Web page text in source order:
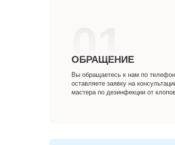
01
ОБРАЩЕНИЕ
Вы обращаетесь к нам по
оставляете заявку на
мастера по дезинфекции от